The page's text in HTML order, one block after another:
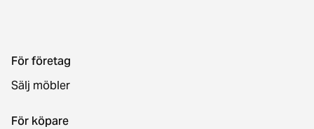
För företag
Sälj möbler
För köpare